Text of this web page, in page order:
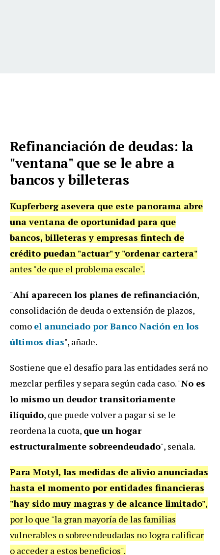
Refinanciación de deudas: la
"ventana" que se le abre a
bancos y billeteras
Kupferberg asevera que este panorama abre
una ventana de oportunidad para que
bancos, billeteras y empresas fintech de
crédito puedan "actuar" y "ordenar cartera"
antes "de que el problema escale".
"Ahí aparecen los planes de refinanciación,
consolidación de deuda o extensión de plazos,
como el anunciado por Banco Nación en los
últimos días", añade.
Sostiene que el desafío para las entidades será no
mezclar perfiles y separa según cada caso. "No es
lo mismo un deudor transitoriamente
ilíquido, que puede volver a pagar si se le
reordena la cuota, que un hogar
estructuralmente sobreendeudado", señala.
Para Motyl, las medidas de alivio anunciadas
hasta el momento por entidades financieras
"hay sido muy magras y de alcance limitado",
por lo que "la gran mayoría de las familias
vulnerables o sobreendeudadas no logra calificar
o acceder a estos beneficios".